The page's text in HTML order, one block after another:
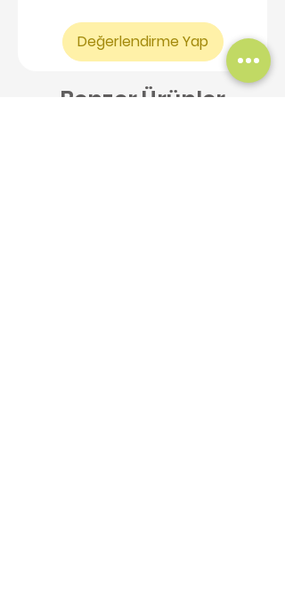
Değerlendirme Yap
Benzer Ürünler